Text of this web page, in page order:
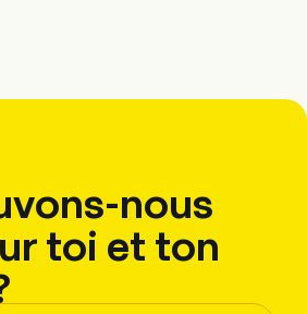
nous
toi et ton